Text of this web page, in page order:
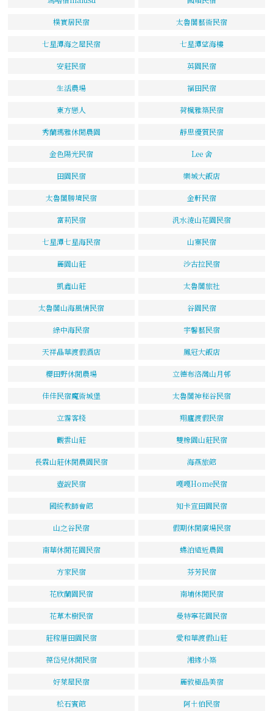
樸實居民宿 太魯閣藝術民宿
七星潭海之屋民宿 七星潭望海樓
安莊民宿 英園民宿
生活農場 福田民宿
東方戀人 荷楓雅築民宿
秀蘭瑪雅休閒農園 靜思優質民宿
金色陽光民宿 Lee 舍
田園民宿 樂城大飯店
太魯閣勝境民宿 金軒民宿
富莉民宿 汎水淩山花園民宿
七星潭七星海民宿 山寨民宿
麗園山莊 沙古拉民宿
凱鑫山莊 太魯閣旅社
太魯閣山海風情民宿 谷園民宿
綠中海民宿 宇馨藝民宿
天祥晶華渡假酒店 鳳冠大飯店
櫻田野休閒農場 立德布洛灣山月邨
佳佳民宿魔術城堡 太魯閣神秘谷民宿
立霧客棧 翔廬渡假民宿
觀雲山莊 雙橡園山莊民宿
長霖山莊休閒農園民宿 海燕旅館
壺說民宿 嘎嘎Home民宿
國統教師會館 知卡宣田園民宿
山之谷民宿 假期休閒廣場民宿
南華休閒花園民宿 蝶泊遠近農園
方家民宿 芬芳民宿
花欣蘭園民宿 南埔休閒民宿
花草木樹民宿 曼特寧花園民宿
莊稼厝田園民宿 愛和華渡假山莊
葆岱兒休閒民宿 湘緣小築
好萊屋民宿 麗敦極品美宿
松石賓館 阿土伯民宿